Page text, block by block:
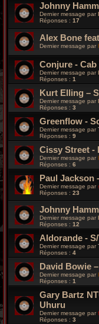
Johnny
Dernier message par
Réponses : 17
Alex Bone
Dernier message par
Conjure -
Dernier message par
Réponses : 1
Kurt Elling –
Dernier message par
Réponses : 3
Greenflow -
Dernier message par
Réponses : 9
Cissy Street -
Dernier message par
Réponses : 6
Paul Jackson
Dernier message par
Réponses : 23
Johnny
Dernier message par
Réponses : 12
Aldorande -
Dernier message par
Réponses : 4
David Bowie
Dernier message par
Réponses : 1
Gary Bartz
Uhuru
Dernier message par
Réponses : 3